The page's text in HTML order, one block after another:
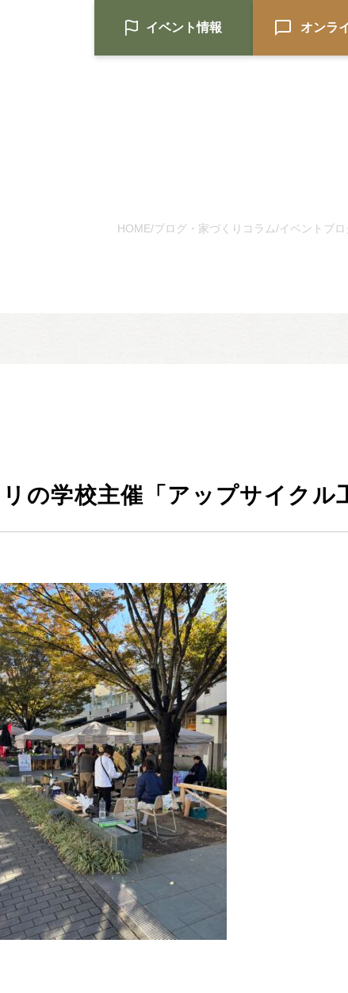
イベント情報 オンラ
Nat's 提案型住宅
私たちについて
よくある質問
求人情報
HOME/ブログ・家づくりコラム/イベントブ
の学校主催「アップサイクル